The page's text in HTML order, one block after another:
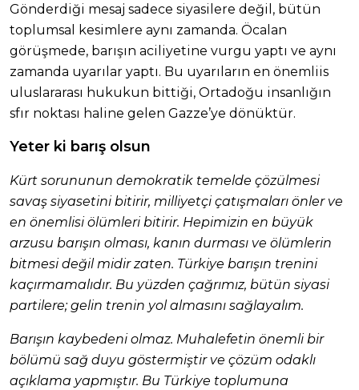
Gönderdiği mesaj sadece siyasilere değil, bütün
toplumsal kesimlere aynı zamanda. Öcalan
görüşmede, barışın aciliyetine vurgu yaptı ve aynı
zamanda uyarılar yaptı. Bu uyarıların en önemliis
uluslararası hukukun bittiği, Ortadoğu insanlığın
sfır noktası haline gelen Gazze’ye dönüktür.
Yeter ki barış olsun
Kürt sorununun demokratik temelde çözülmesi
savaş siyasetini bitirir, milliyetçi çatışmaları önler ve
en önemlisi ölümleri bitirir. Hepimizin en büyük
arzusu barışın olması, kanın durması ve ölümlerin
bitmesi değil midir zaten. Türkiye barışın trenini
kaçırmamalıdır. Bu yüzden çağrımız, bütün siyasi
partilere; gelin trenin yol almasını sağlayalım.
Barışın kaybedeni olmaz. Muhalefetin önemli bir
bölümü sağ duyu göstermiştir ve çözüm odaklı
açıklama yapmıştır. Bu Türkiye toplumuna